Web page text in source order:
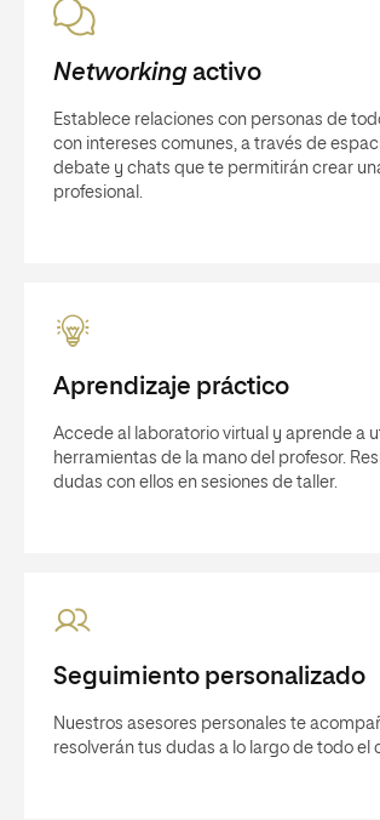
Networkingactivo
Establece relaciones con personas de
con intereses comunes, a través de
debate y chats que te permitirán crear
profesional.
Aprendizaje práctico
Accede al laboratorio virtual y aprende a
herramientas de la mano del profesor.
dudas con ellos en sesiones de taller.
Seguimiento personalizado
Nuestros asesores personales te
resolverán tus dudas a lo largo de todo el